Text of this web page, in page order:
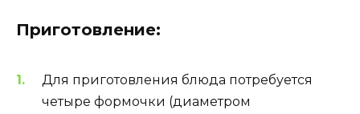
Приготовление:
Для приготовления блюда потребуется
четыре формочки (диаметром